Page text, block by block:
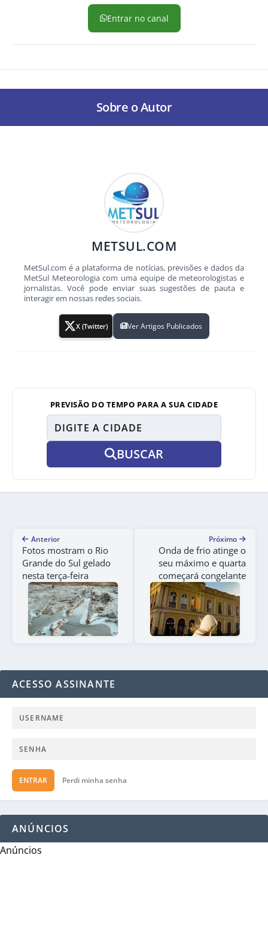
Entrar no canal
Sobre o Autor
METSUL.COM
MetSul.com é a plataforma de notícias, previsões e dados da
MetSul Meteorologia com uma equipe de meteorologistas e
jornalistas. Você pode enviar suas sugestões de pauta e
interagir em nossas redes sociais.
X (Twitter) Ver Artigos Publicados
PREVISÃO DO TEMPO PARA A SUA CIDADE
BUSCAR
Anterior
Fotos mostram o Rio
Grande do Sul gelado
nesta terça-feira
Próximo
Onda de frio atinge o
seu máximo e quarta
começará congelante
ACESSO ASSINANTE
ENTRAR Perdi minha senha
ANÚNCIOS
Anúncios